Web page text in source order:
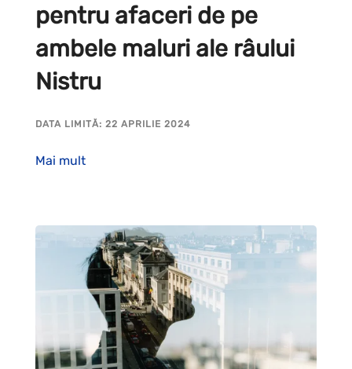
pentru afaceri de pe
ambele maluri ale râului
Nistru
DATA LIMITĂ: 22 APRILIE 2024
Mai mult